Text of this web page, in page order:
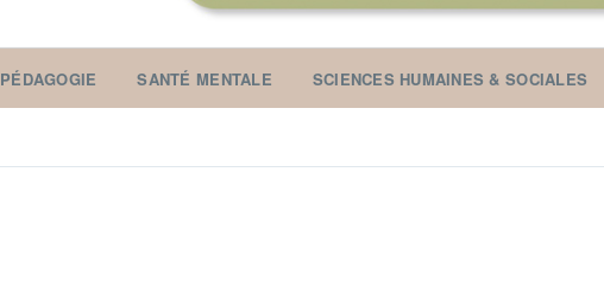
PÉDAGOGIE SANTÉ MENTALE SCIENCES HUMAINES & SOCIALES